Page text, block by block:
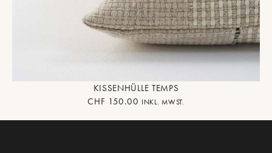
KISSENHÜLLE TEMPS
CHF 150.00 INKL. MWST.